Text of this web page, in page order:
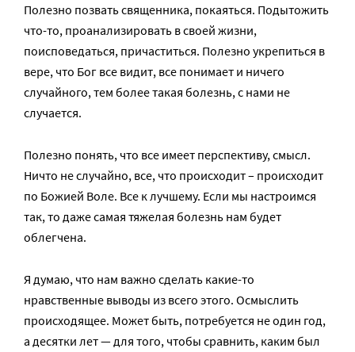
Полезно позвать священника, покаяться. Подытожить
что-то, проанализировать в своей жизни,
поисповедаться, причаститься. Полезно укрепиться в
вере, что Бог все видит, все понимает и ничего
случайного, тем более такая болезнь, с нами не
случается.
Полезно понять, что все имеет перспективу, смысл.
Ничто не случайно, все, что происходит – происходит
по Божией Воле. Все к лучшему. Если мы настроимся
так, то даже самая тяжелая болезнь нам будет
облегчена.
Я думаю, что нам важно сделать какие-то
нравственные выводы из всего этого. Осмыслить
происходящее. Может быть, потребуется не один год,
а десятки лет — для того, чтобы сравнить, каким был